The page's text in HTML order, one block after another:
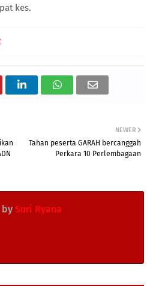
kes.
NEWER
Tahan peserta GARAH bercanggah
Perkara 10 Perlembagaan
by Suri Ryana